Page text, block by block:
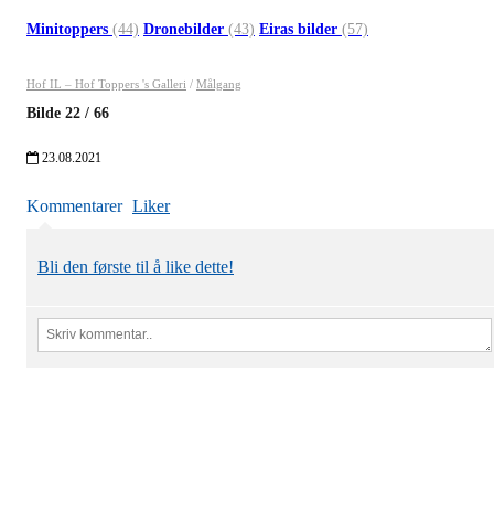
Minitoppers (44) Dronebilder (43) Eiras bilder (57)
Hof IL – Hof Toppers 's Galleri / Målgang
Bilde 22 / 66
23.08.2021
Kommentarer Liker
Bli den første til å like dette!